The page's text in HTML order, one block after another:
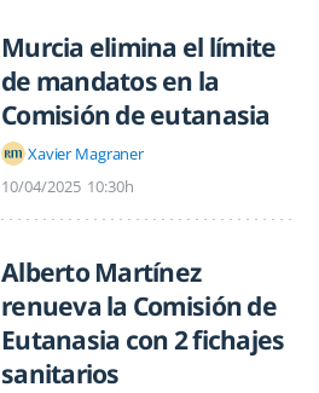
Murcia elimina el límite
de mandatos en la
Comisión de eutanasia
Xavier Magraner
10/04/2025 10:30h
Alberto Martínez
renueva la Comisión de
Eutanasia con 2 fichajes
sanitarios